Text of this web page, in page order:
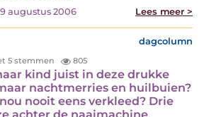
9 augustus 2006 Lees meer >
dagcolumn
5 stemmen 805
kind juist in deze drukke
nachtmerries en huilbuien?
nooit eens verkleed? Drie
achter de naaimachine